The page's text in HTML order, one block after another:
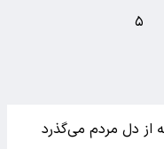
۵
از دل مردم می‌گذرد